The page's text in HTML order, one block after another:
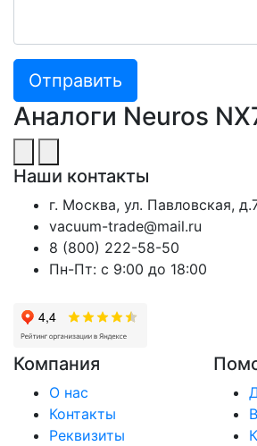
Отправить
Аналоги Neuros
Наши контакты
г. Москва, ул. Павловская,
vacuum-trade@mail.ru
8 (800) 222-58-50
Пн-Пт: с 9:00 до 18:00
Компания
О нас
Контакты
Реквизиты